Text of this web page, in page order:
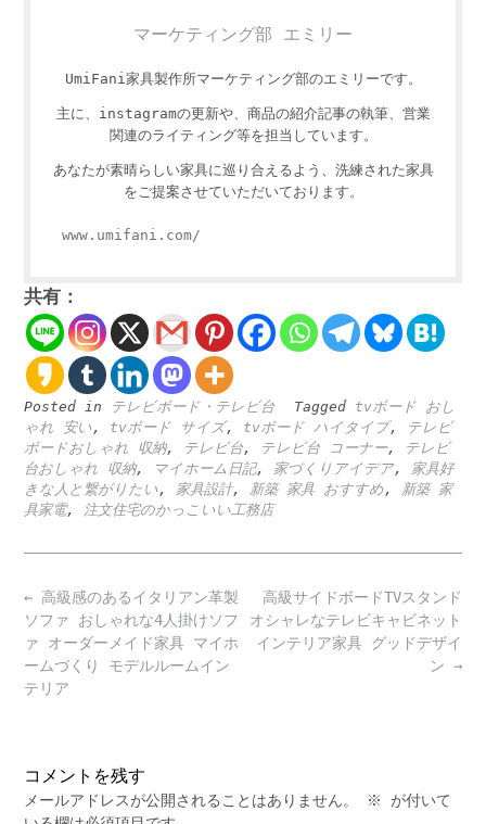
マーケティング部 エミリー
UmiFani家具製作所マーケティング部のエミリーです。
主に、instagramの更新や、商品の紹介記事の執筆、営業
関連のライティング等を担当しています。
あなたが素晴らしい家具に巡り合えるよう、洗練された家具
をご提案させていただいております。
www.umifani.com/
共有：
Posted in テレビボード・テレビ台 Tagged tvボード おし
ゃれ 安い , tvボード サイズ, tvボード ハイタイプ,
テレビ
ボードおしゃれ 収納, テレビ台, テレビ台 コーナー,
テレビ
台おしゃれ 収納, マイホーム日記, 家づくりアイデア, 家具好
きな人と繋がりたい , 家具設計, 新築 家具 おすすめ, 新築 家
具家電, 注文住宅のかっこいい工務店
Post
navigation
高級サイドボードTVスタンド
オシャレなテレビキャビネット
インテリア家具 グッドデザイ
ン →
← 高級感のあるイタリアン革製
ソファ おしゃれな4人掛けソフ
ァ オーダーメイド家具 マイホ
ームづくり モデルルームイン
テリア
コメントを残す
メールアドレスが公開されることはありません。 ※
が付いて